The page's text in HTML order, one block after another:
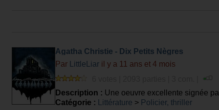
Agatha Christie - Dix Petits Nègres
Par
LittleLiar il y a 11 ans et 4 mois
Description : Une oeuvre excellente signée
Catégorie :
Littérature > Policier, thriller